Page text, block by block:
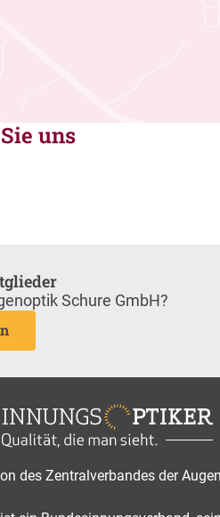
uns
Schure GmbH?
des Zentralverbandes der